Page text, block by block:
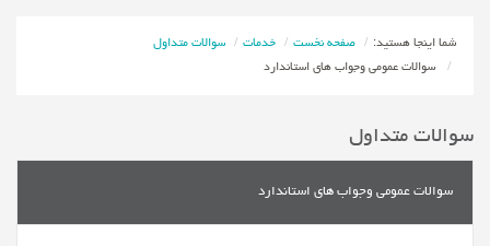
شما اینجا هستید: صفحه نخست خدمات
سوالات متداول
سوالات عمومی وجواب های استاندارد
سوالات متداول
سوالات عمومی وجواب های استاندارد